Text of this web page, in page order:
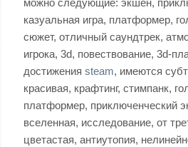
можно следующие: экшен,
казуальная игра, платформер,
сюжет, отличный саундтрек,
игрока, 3d, повествование, 3d-
достижения steam, имеются
красивая, крафтинг, стимпанк,
платформер, приключенческий
вселенная, исследование, от
цветастая, антиутопия,